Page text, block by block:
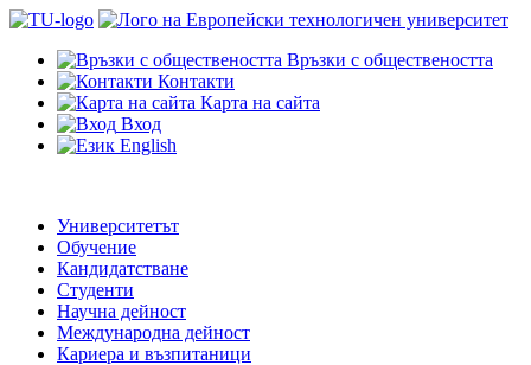
Връзки с обществеността
Контакти
Карта на сайта
Вход
English
Университетът
Обучение
Кандидатстване
Студенти
Научна дейност
Международна дейност
Кариера и възпитаници